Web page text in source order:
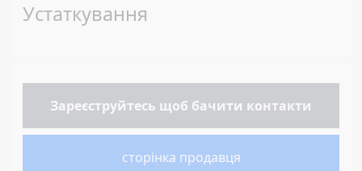
Устаткування
Зареєструйтесь щоб бачити контакти
сторінка продавця